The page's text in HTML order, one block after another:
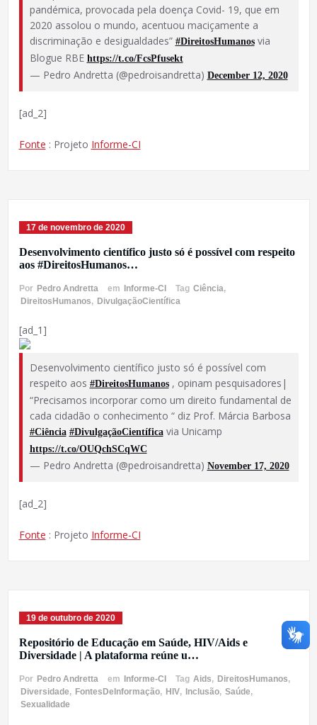
pandémica, provocada pela doença Covid- 19, que em
2020 assolou o mundo, acentuou maciçamente a
discriminação e desigualdades” #DireitosHumanosvia
Blogue RBE https://t.co/FcsPfusekt
— Pedro Andretta (@pedroisandretta) December 12, 2020
[ad_2]
Fonte : Projeto Informe-CI
17 de novembro de 2020
Desenvolvimento científico justo só é possível com respeito
aos #DireitosHumanos…
Por Pedro Andretta em Informe-CI Tag Ciência,
DireitosHumanos, DivulgaçãoCientífica
[ad_1]
Desenvolvimento científico justo só é possível com
respeito aos #DireitosHumanos, opinam pesquisadores|
“Precisamos incorporar como um direito fundamental de
cada cidadão o conhecimento “ diz Prof. Márcia Barbosa
#Ciência #DivulgaçãoCientíficavia Unicamp
https://t.co/OUQchSCqWC
— Pedro Andretta (@pedroisandretta) November 17, 2020
[ad_2]
Fonte : Projeto Informe-CI
19 de outubro de 2020
Repositório de Educação em Saúde, HIV/Aids e
Diversidade | A plataforma reúne u…
Por Pedro Andretta em Informe-CI Tag Aids, DireitosHumanos,
Diversidade, FontesDeInformação, HIV, Inclusão, Saúde,
Sexualidade